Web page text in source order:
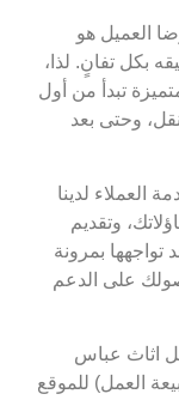
العميل هو
بكل تفانٍ. لذا،
تبدأ من أول
وحتى بعد
العملاء لدينا
وتقديم
بمرونة
على الدعم
اثاث عباس
العمل) للموقع